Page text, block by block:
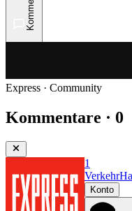
Express · Community
Kommentare · 0
1
Verkehr
Konto